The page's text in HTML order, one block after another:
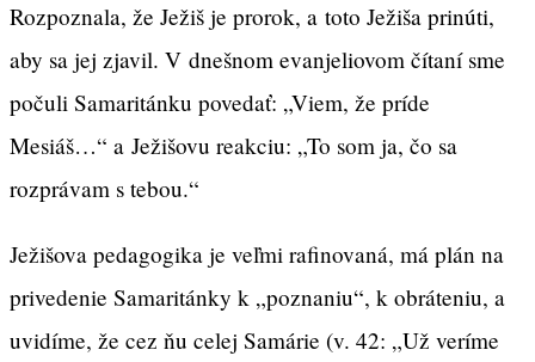
Rozpoznala, že Ježiš je prorok, a toto Ježiša prinúti,
aby sa jej zjavil. V dnešnom evanjeliovom čítaní sme
počuli Samaritánku povedať: „Viem, že príde
Mesiáš…“ a Ježišovu reakciu: „To som ja, čo sa
rozprávam s tebou.“
Ježišova pedagogika je veľmi rafinovaná, má plán na
privedenie Samaritánky k „poznaniu“, k obráteniu, a
uvidíme, že cez ňu celej Samárie (v. 42: „Už veríme